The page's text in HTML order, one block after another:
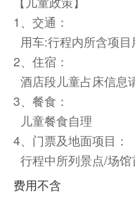
注所需观景台。
2、帝国大厦观景
定前联系客服。
同上一晚酒店
餐饮
早餐：自理
中餐
住宿
自选酒店
1、交通：
用车:行程内所含项目
2、住宿：
酒店段儿童占床信息
3、餐食：
儿童餐食自理
4、门票及地面项目：
行程中所列景点/场馆
费用不含